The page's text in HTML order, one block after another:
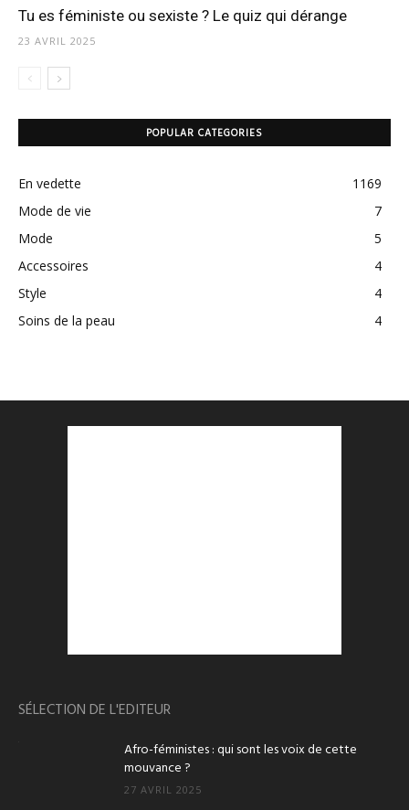
Tu es féministe ou sexiste ? Le quiz qui dérange
23 AVRIL 2025
POPULAR CATEGORIES
En vedette
1169
Mode de vie
7
Mode
5
Accessoires
4
Style
4
Soins de la peau
4
SÉLECTION DE L'EDITEUR
Afro-féministes : qui sont les voix de cette
mouvance ?
27 AVRIL 2025